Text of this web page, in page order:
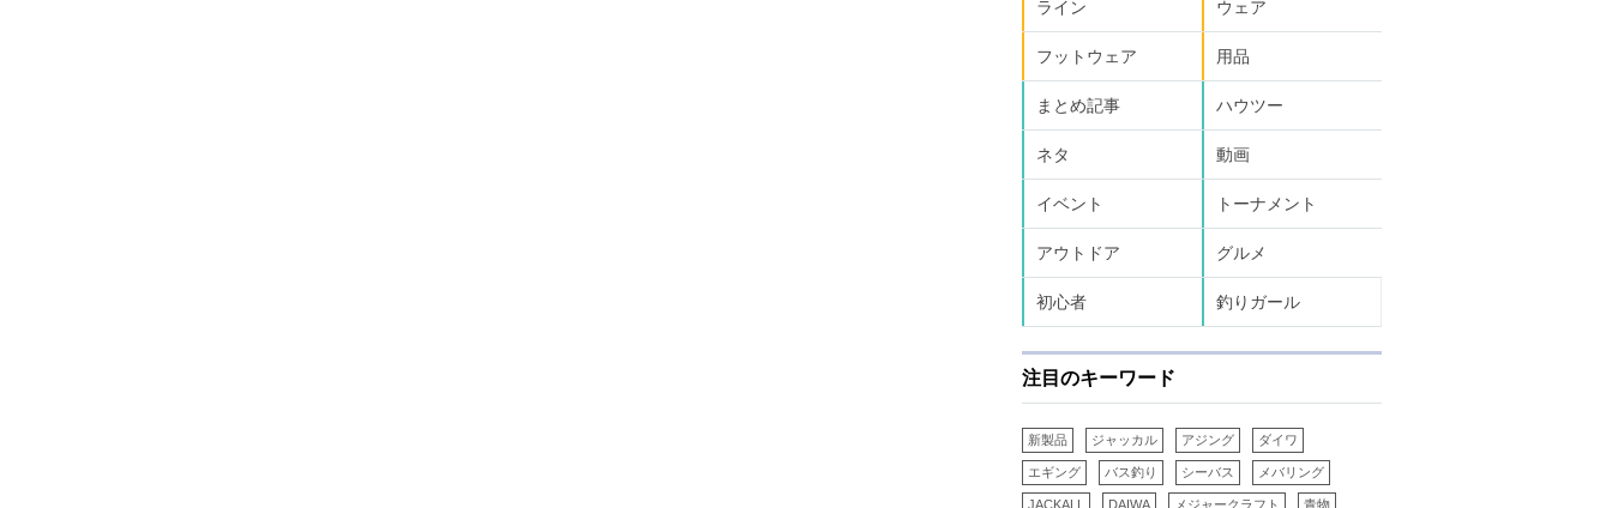
ライン ウェア
フットウェア 用品
まとめ記事 ハウツー
ネタ 動画
イベント トーナメント
アウトドア グルメ
初心者 釣りガール
注目のキーワード
新製品 ジャッカル アジング ダイワ
エギング バス釣り シーバス メバリング
JACKALL DAIWA メジャークラフト 青物